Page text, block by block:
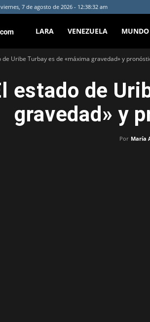
viernes, 7 de agosto de 2026 - 12:38:32 am
Noticias251
LARA VENEZUELA MUNDO
de Uribe Turbay es de «máxima gravedad» y
estado de
gravedad» y
Por María